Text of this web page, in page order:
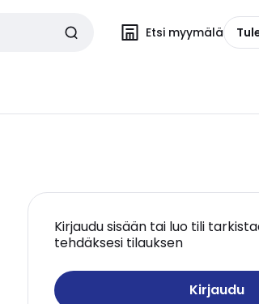
Etsi myymälä
Kirjaudu sisään tai luo tili
tehdäksesi tilauksen
Kirjaudu